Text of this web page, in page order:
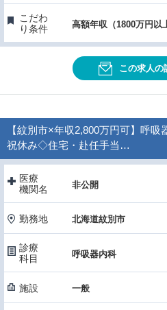
こだわ
り条件
この求人の
【紋別市×年収2,800万円可】呼
祝休み◇住宅・赴任手当…
医療
機関名
非公開
勤務地 北海道紋別市
診療
科目
呼吸器内科
施設 一般